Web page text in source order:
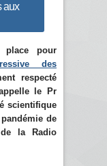
aux
place pour
des
respecté
le Pr
scientifique
de
la Radio